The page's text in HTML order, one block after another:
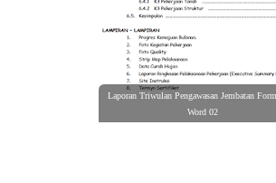
Laporan Triwulan Pengawasan Jembatan
Word 02